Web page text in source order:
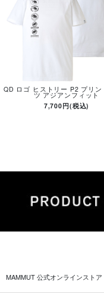
QD ロゴ ヒストリー P2 プリン
ツ アジアンフィット
7,700円(税込)
MAMMUT 公式オンラインストア